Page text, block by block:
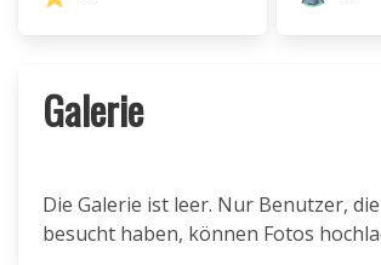
Galerie
Die Galerie ist leer. Nur Benutzer,
besucht haben, können Fotos